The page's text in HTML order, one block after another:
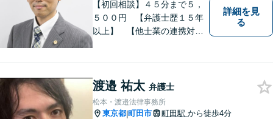
ーク駅5分】
【初回相談】４５分まで５，
５００円 【弁護士歴１５年
以上】 【他士業の連携対
婚・男女問題 交通事故 成
年後見 刑事弁護・被害者代
理
詳細を見
る
渡邉 祐太 弁護士
松本・渡邉法律事務所
東京都|町田市 町田駅 から徒歩4分